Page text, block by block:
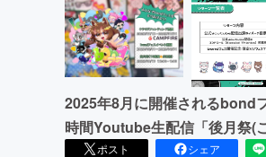
2025年8月に開催されるbond
時間Youtube生配信「後月祭(
ポスト シェア